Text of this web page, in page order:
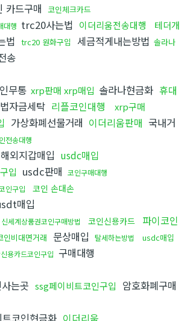
카드구매 코인체크카드
대행 trc20사는법 이더리움전송대행
테더개
법 trc20 원화구입 세금적게내는방법 솔라나
송
무통 xrp판매 xrp매입 솔라나현금화 휴대
자금세탁 리플코인대행 xrp구매
가상화폐선물거래 이더리움판매 국내거
전송대행
외지갑매입 usdc매입
입 usdc판매 코인구매대행
인구입 코인 손대손
매입
신세계상품권코인구매방법 코인신용카드
파이코인
인비대면거래 문상매입 탈세하는방법 usdc매입
용카드코인구입 구매대행
는곳 ssg페이비트코인구입
암호화폐구매
트코인현금화 이더리움